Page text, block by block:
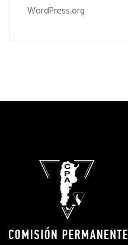
WordPress.org